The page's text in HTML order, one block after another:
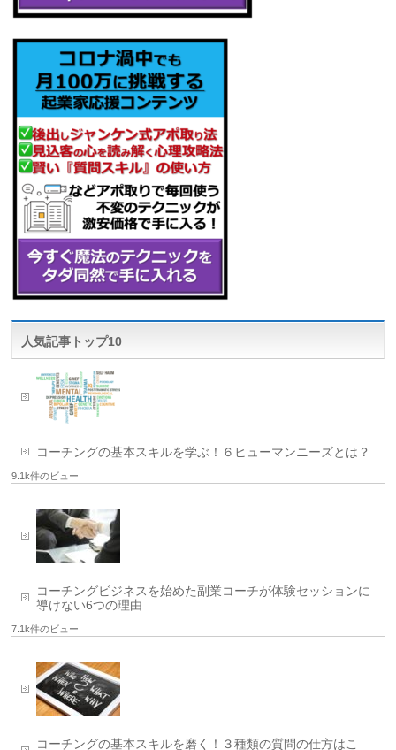
人気記事トップ10
コーチングの基本スキルを学ぶ！６ヒューマンニーズとは？
9.1k件のビュー
コーチングビジネスを始めた副業コーチが体験セッションに
導けない6つの理由
7.1k件のビュー
コーチングの基本スキルを磨く！３種類の質問の仕方はこ